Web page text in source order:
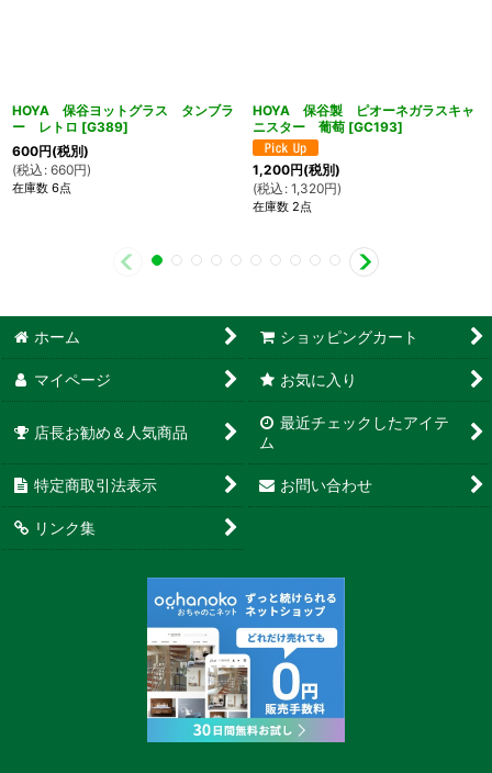
HOYA 保谷ヨットグラス タンブラ
ー レトロ [G389]
600円(税別)
(税込 : 660円)
在庫数 6点
HOYA 保谷製 ピオーネガラスキャ
ニスター 葡萄 [GC193]
1,200円(税別)
(税込 : 1,320円)
在庫数 2点
ホーム ショッピングカート
マイページ お気に入り
店長お勧め＆人気商品
最近チェックしたアイテ
ム
特定商取引法表示 お問い合わせ
リンク集